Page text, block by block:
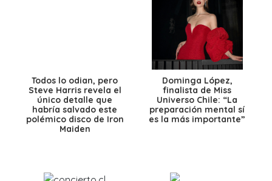
Todos lo odian, pero
Steve Harris revela el
único detalle que
habría salvado este
polémico disco de Iron
Maiden
Dominga López,
finalista de Miss
Universo Chile: “La
preparación mental sí
es la más importante”